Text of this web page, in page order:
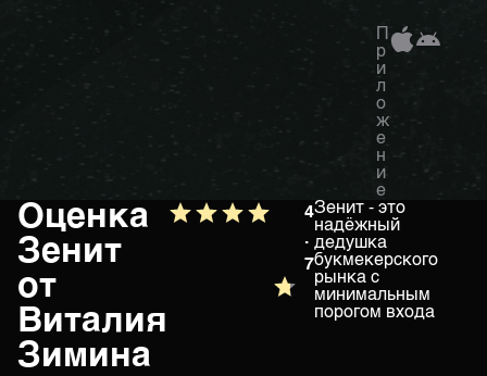
П
р
и
л
о
ж
е
н
и
е
Оценка
Зенит
от
Виталия
Зимина
4
.
7
Зенит - это
надёжный
дедушка
букмекерского
рынка с
минимальным
порогом входа